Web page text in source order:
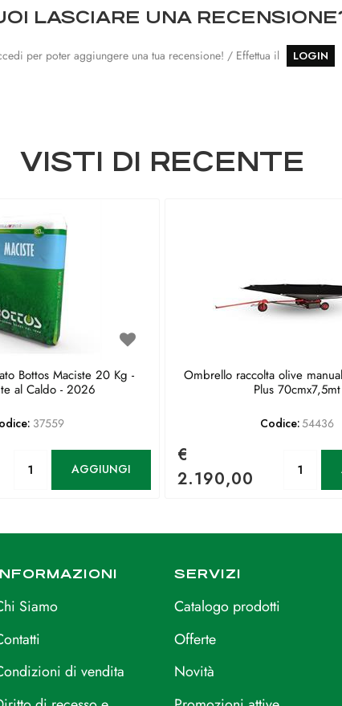
LASCIARE UNA
per poter aggiungere una tua recensione! / Effettua il LOGIN
VISTI DI RECENTE
Bottos Maciste 20 Kg -
al Caldo - 2026
37559
AGGIUNGI
Ombrello raccolta olive
Plus 70cmx7,5mt
Codice:54436
€
2.190,00
Siamo
di vendita
SERVIZI
Catalogo prodotti
Offerte
Novità